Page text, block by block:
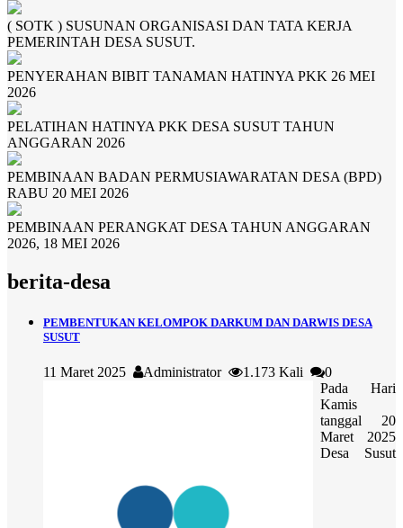
( SOTK ) SUSUNAN ORGANISASI DAN TATA KERJA
PEMERINTAH DESA SUSUT.
PENYERAHAN BIBIT TANAMAN HATINYA PKK 26 MEI
2026
PELATIHAN HATINYA PKK DESA SUSUT TAHUN
ANGGARAN 2026
PEMBINAAN BADAN PERMUSIAWARATAN DESA (BPD)
RABU 20 MEI 2026
PEMBINAAN PERANGKAT DESA TAHUN ANGGARAN
2026, 18 MEI 2026
berita-desa
PEMBENTUKAN KELOMPOK DARKUM DAN DARWIS DESA
SUSUT
11 Maret 2025 Administrator 1.173 Kali
0
Pada Hari
Kamis
tanggal 20
Maret 2025
Desa Susut